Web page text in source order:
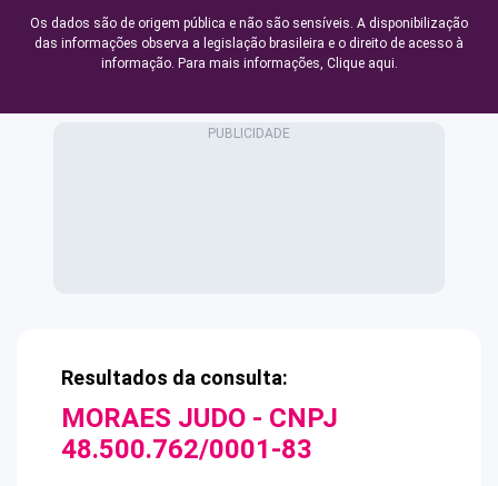
Os dados são de origem pública e não são sensíveis. A disponibilização
das informações observa a legislação brasileira e o direito de acesso à
informação. Para mais informações, Clique aqui.
Resultados da consulta:
MORAES JUDO - CNPJ
48.500.762/0001-83